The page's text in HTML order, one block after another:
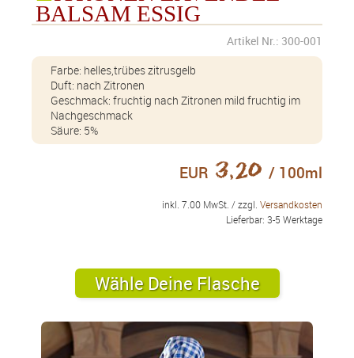
milden leckeren Essiggeschmack im Nachgang Säure: 5%
Farbe: helles kräftiges Gelb Duft: Fruchtig, kräftig nach Aprikose, dezent
mild nacht Essig Geschmack: fruchtig, sehr mild aber nicht süß, ganz
dezente Essignote Säure: 3%
Birne auf Balsamico Bianco
Farbe: hellgelb Duft: Fruchtig, dezent nacht Essig Geschack: fruchtig, sehr
mild aber nicht süss, ganz dezente Essignote Säure: 3%
Farbe: blau Duft: fruchtig Geschmack: ausgewogenes Verhältnis von Süße
Cranberry Balsam Essig
Farbe: dunkel Rot Duft: schöne Fruchtnote Geschmack: obwohl der Essig
Crema Balsamica "Classic"
Farbe: dunkelbraun Duft: balsamico! Geschmack: fruchtig, mild nach
Balsamico Säure: 3%
Cumberland Balsam Essig Sherry Essig
Farbe: bernstein Duft: frisch, mild nach Sherry Geschmack: vielschichtig…
frisch… fruchtig mit leichter Würze Säure: 5%
BALSAM ESSIG
Artikel Nr.: 300-001
Farbe: helles,trübes zitrusgelb
Duft: nach Zitronen
Geschmack: fruchtig nach Zitronen mild fruchtig im
Nachgeschmack
Säure: 5%
EUR 3,20 / 100ml
inkl. 7.00 MwSt. / zzgl. Versandkosten
Lieferbar: 3-5 Werktage
Wähle Deine Flasche